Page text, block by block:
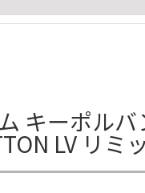
キーポル
LV リミ